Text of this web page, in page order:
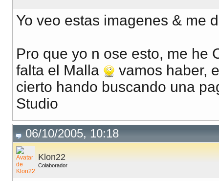
Yo veo estas imagenes & me
Pro que yo n ose esto, me he
falta el Malla
vamos haber,
cierto hando buscando una
Studio
06/10/2005, 10:18
Klon22
Colaborador